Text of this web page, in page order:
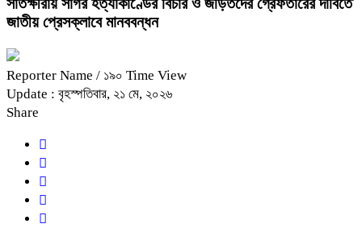
জাতীয় প্রেসক্লাবে মানববন্ধন
Reporter Name / ১৯০ Time View
Update : বৃহস্পতিবার, ২১ মে, ২০২৬
Share